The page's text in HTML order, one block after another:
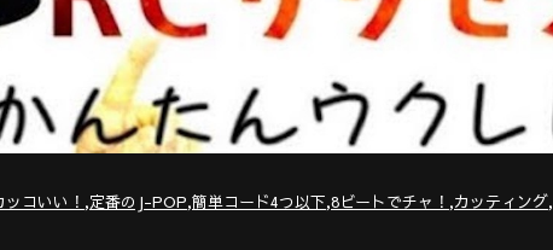
コいい！ ,定番のJ-POP,簡単コード4つ以下,8ビートでチャ！ ,カッティング,